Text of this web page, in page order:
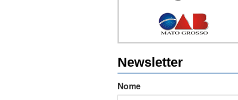
Newsletter
Nome